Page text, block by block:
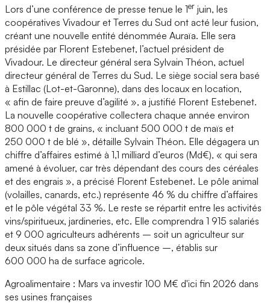
Lors d’une conférence de presse tenue le 1er juin, les
coopératives Vivadour et Terres du Sud ont acté leur fusion,
créant une nouvelle entité dénommée Auraïa. Elle sera
présidée par Florent Estebenet, l’actuel président de
Vivadour. Le directeur général sera Sylvain Théon, actuel
directeur général de Terres du Sud. Le siège social sera basé
à Estillac (Lot-et-Garonne), dans des locaux en location,
« afin de faire preuve d’agilité », a justifié Florent Estebenet.
La nouvelle coopérative collectera chaque année environ
800 000 t de grains, « incluant 500 000 t de maïs et
250 000 t de blé », détaille Sylvain Théon. Elle dégagera un
chiffre d’affaires estimé à 1,1 milliard d’euros (Md€), « qui sera
amené à évoluer, car très dépendant des cours des céréales
et des engrais », a précisé Florent Estebenet. Le pôle animal
(volailles, canards, etc.) représente 46 % du chiffre d’affaires
et le pôle végétal 33 %. Le reste se répartit entre les activités
vins/spiritueux, jardineries, etc. Elle comprendra 1 915 salariés
et 9 000 agriculteurs adhérents – soit un agriculteur sur
deux situés dans sa zone d’influence –, établis sur
600 000 ha de surface agricole.
Agroalimentaire : Mars va investir 100 M€ d'ici fin 2026 dans
ses usines françaises